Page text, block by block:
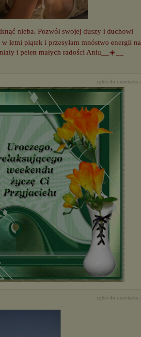
w
nieba. Pozwól swojej duszy i duchowi
letni piątek i przesyłam mnóstwo energii na
i pełen małych radości Aniu__☀️__
zgłoś do usunięcia
zgłoś do usunięcia